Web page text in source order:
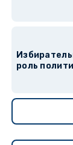
роль